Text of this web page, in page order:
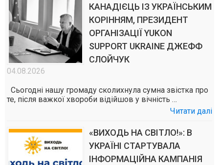
КАНАДІЄЦЬ ІЗ УКРАЇНСЬКИМ
КОРІННЯМ, ПРЕЗИДЕНТ
ОРГАНІЗАЦІЇ YUKON
SUPPORT UKRAINE ДЖЕФФ
СЛОЙЧУК
04.08.2026
Сьогодні нашу громаду сколихнула сумна звістка про
те, після важкої хвороби відійшов у вічність …
Читати далі
«ВИХОДЬ НА СВІТЛО!»: В
УКРАЇНІ СТАРТУВАЛА
ІНФОРМАЦІЙНА КАМПАНІЯ